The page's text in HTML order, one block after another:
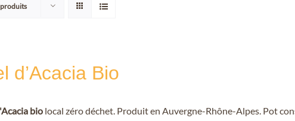
d’Acacia Bio
biolocal zéro déchet. Produit en Auvergne-Rhône-Alpes. Pot